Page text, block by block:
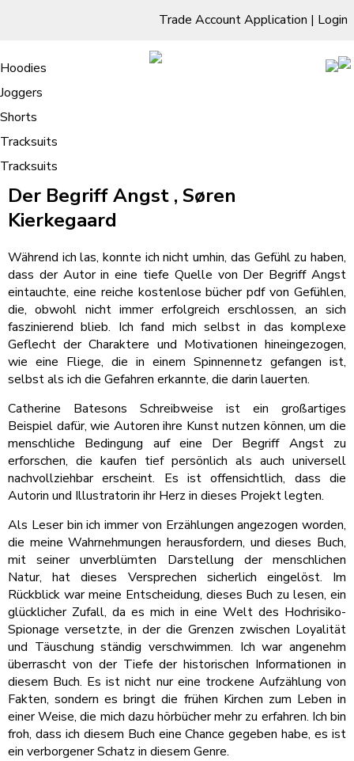
Trade Account Application | Login
Living Room
Sofas & Chairs
Cornar Sofas
Sofas
TV Units & Stands
Bedroom
Chest of Drawers
3 Drawer Chest
4 Drawer Chest
5 Drawer Chest
6 Drawer Chest
Dressing Tables Stools
Dressing Tables
Dressing Stools
Wholesale Mattresses
Mirrors
Free Standing Mirrors
Dining Room
Clothing
Hoodies
Joggers
Shorts
Tracksuits
Tracksuits
Der Begriff Angst – Bücher
Home/Der Begriff Angst – Bücher
Der Begriff Angst , Søren
Kierkegaard
Während ich las, konnte ich nicht umhin, das Gefühl zu haben,
dass der Autor in eine tiefe Quelle von Der Begriff Angst
eintauchte, eine reiche kostenlose bücher pdf von Gefühlen,
die, obwohl nicht immer erfolgreich erschlossen, an sich
faszinierend blieb. Ich fand mich selbst in das komplexe
Geflecht der Charaktere und Motivationen hineingezogen,
wie eine Fliege, die in einem Spinnennetz gefangen ist,
selbst als ich die Gefahren erkannte, die darin lauerten.
Catherine Batesons Schreibweise ist ein großartiges
Beispiel dafür, wie Autoren ihre Kunst nutzen können, um die
menschliche Bedingung auf eine Der Begriff Angst zu
erforschen, die kaufen tief persönlich als auch universell
nachvollziehbar erscheint. Es ist offensichtlich, dass die
Autorin und Illustratorin ihr Herz in dieses Projekt legten.
Als Leser bin ich immer von Erzählungen angezogen worden,
die meine Wahrnehmungen herausfordern, und dieses Buch,
mit seiner unverblümten Darstellung der menschlichen
Natur, hat dieses Versprechen sicherlich eingelöst. Im
Rückblick war meine Entscheidung, dieses Buch zu lesen, ein
glücklicher Zufall, da es mich in eine Welt des Hochrisiko-
Spionage versetzte, in der die Grenzen zwischen Loyalität
und Täuschung ständig verschwimmen. Ich war angenehm
überrascht von der Tiefe der historischen Informationen in
diesem Buch. Es ist nicht nur eine trockene Aufzählung von
Fakten, sondern es bringt die frühen Kirchen zum Leben in
einer Weise, die mich dazu hörbücher mehr zu erfahren. Ich bin
froh, dass ich diesem Buch eine Chance gegeben habe, es ist
ein verborgener Schatz in diesem Genre.